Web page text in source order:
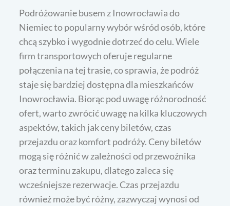
Podróżowanie busem z Inowrocławia do
Niemiec to popularny wybór wśród osób, które
chcą szybko i wygodnie dotrzeć do celu. Wiele
firm transportowych oferuje regularne
połączenia na tej trasie, co sprawia, że podróż
staje się bardziej dostępna dla mieszkańców
Inowrocławia. Biorąc pod uwagę różnorodność
ofert, warto zwrócić uwagę na kilka kluczowych
aspektów, takich jak ceny biletów, czas
przejazdu oraz komfort podróży. Ceny biletów
mogą się różnić w zależności od przewoźnika
oraz terminu zakupu, dlatego zaleca się
wcześniejsze rezerwacje. Czas przejazdu
również może być różny, zazwyczaj wynosi od